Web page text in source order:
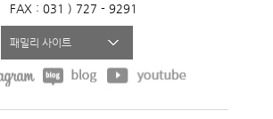
FAX : 031 ) 727 - 9291
패밀리 사이트